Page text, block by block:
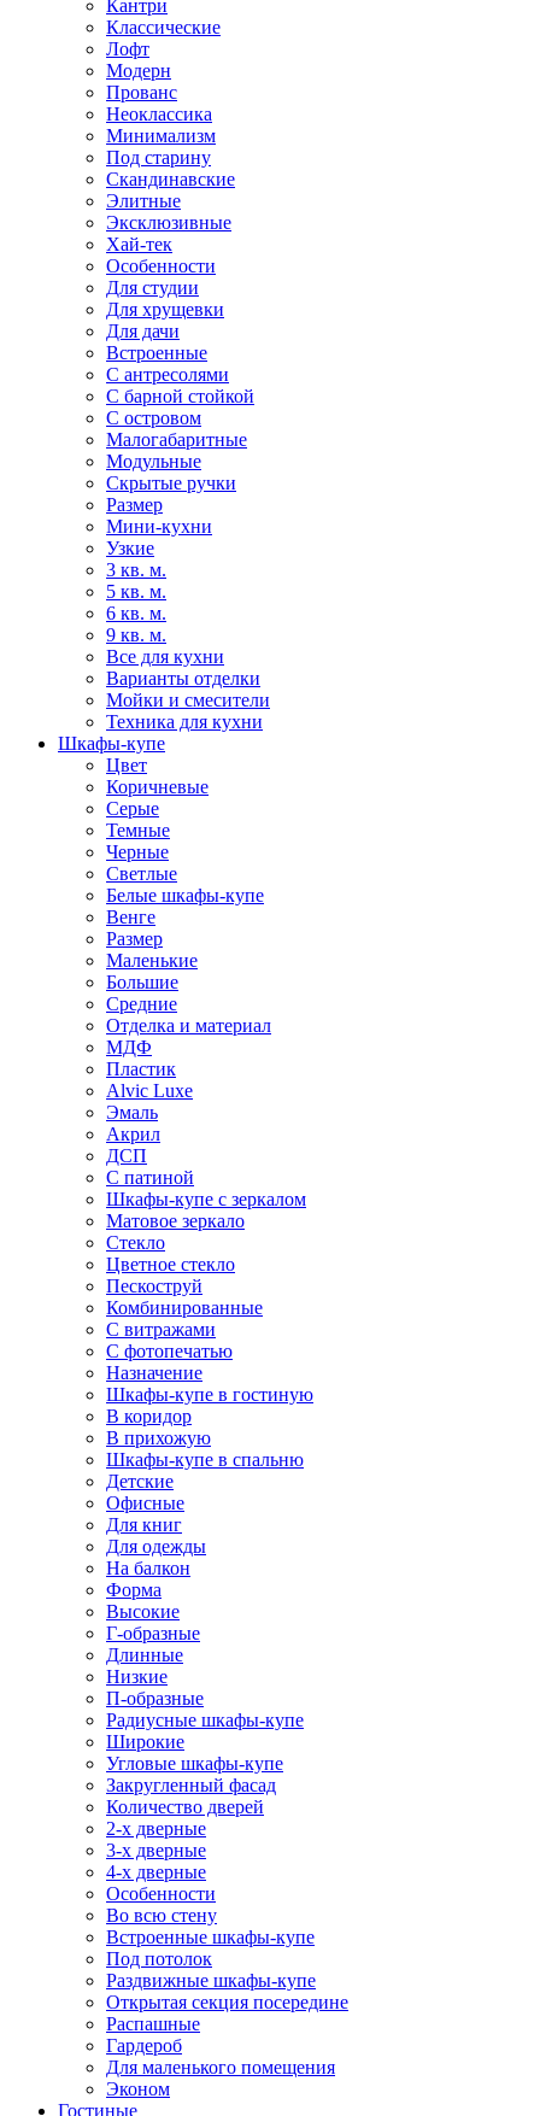
Кантри
Классические
Лофт
Модерн
Прованс
Неоклассика
Минимализм
Под старину
Скандинавские
Элитные
Эксклюзивные
Хай-тек
Особенности
Для студии
Для хрущевки
Для дачи
Встроенные
С антресолями
С барной стойкой
С островом
Малогабаритные
Модульные
Скрытые ручки
Размер
Мини-кухни
Узкие
3 кв. м.
5 кв. м.
6 кв. м.
9 кв. м.
Все для кухни
Варианты отделки
Мойки и смесители
Техника для кухни
Шкафы-купе
Цвет
Коричневые
Серые
Темные
Черные
Светлые
Белые шкафы-купе
Венге
Размер
Маленькие
Большие
Средние
Отделка и материал
МДФ
Пластик
Alvic Luxe
Эмаль
Акрил
ДСП
С патиной
Шкафы-купе с зеркалом
Матовое зеркало
Стекло
Цветное стекло
Пескоструй
Комбинированные
С витражами
С фотопечатью
Назначение
Шкафы-купе в гостиную
В коридор
В прихожую
Шкафы-купе в спальню
Детские
Офисные
Для книг
Для одежды
На балкон
Форма
Высокие
Г-образные
Длинные
Низкие
П-образные
Радиусные шкафы-купе
Широкие
Угловые шкафы-купе
Закругленный фасад
Количество дверей
2-х дверные
3-х дверные
4-х дверные
Особенности
Во всю стену
Встроенные шкафы-купе
Под потолок
Раздвижные шкафы-купе
Открытая секция посередине
Распашные
Гардероб
Для маленького помещения
Эконом
Гостиные